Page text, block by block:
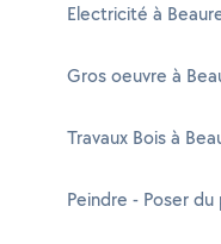
Electricité à
Gros oeuvre à
Travaux Bois à
Peindre - Poser